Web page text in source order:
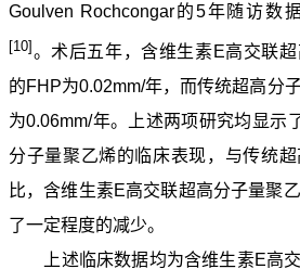
Goulven Rochcongar的5年随访数
[10]。术后五年，含维生素E高交联
的FHP为0.02mm/年，而传统超高分
为0.06mm/年。上述两项研究均显示
分子量聚乙烯的临床表现，与传统
比，含维生素E高交联超高分子量聚
了一定程度的减少。
上述临床数据均为含维生素E高交